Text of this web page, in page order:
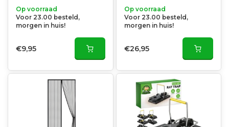
Op voorraad
Voor 23.00 besteld,
morgen in huis!
€9,95
Op voorraad
Voor 23.00 besteld,
morgen in huis!
€26,95